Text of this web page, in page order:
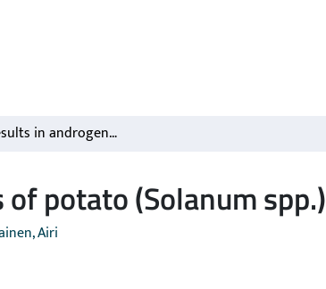
Recent results in androgenesis of potato (Solanum spp.)
potato (Solanum spp.)
Airi